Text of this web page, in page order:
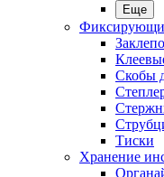
Еще
Скобы
Тиски
Хранение